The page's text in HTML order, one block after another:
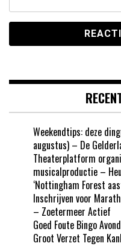
Weekendtips: deze
augustus) – De
Theaterplatform
musicalproductie –
‘Nottingham Forest
Inschrijven voor
– Zoetermeer Actief
Goed Foute Bingo
Groot Verzet Tegen